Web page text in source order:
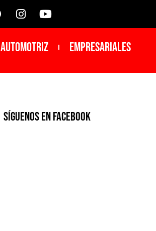
Automotriz Empresariales
SíGUENOS EN FACEBOOK